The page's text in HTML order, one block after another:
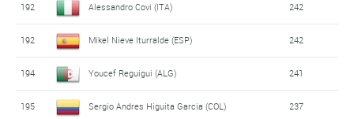
192 Alessandro Covi (ITA) 242
192 Mikel Nieve Iturralde (ESP) 242
194 Youcef Reguigui (ALG) 241
195 Sergio Andres Higuita Garcia (COL) 237